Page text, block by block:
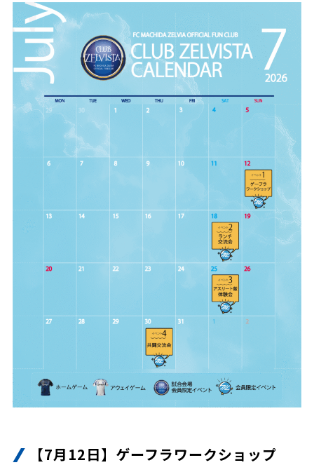
【7月12日】ゲーフラワークショップ